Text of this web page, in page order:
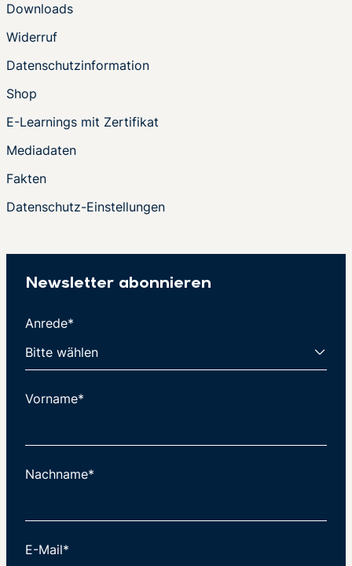
Downloads
Widerruf
Datenschutzinformation
Shop
E-Learnings mit Zertifikat
Mediadaten
Fakten
Datenschutz-Einstellungen
Newsletter abonnieren
Anrede*
Vorname*
Nachname*
E-Mail*